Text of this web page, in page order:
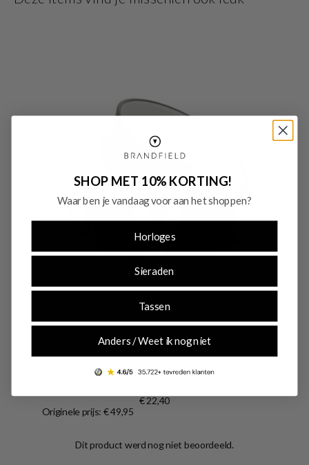
andere items voor een stijlvolle en evenwichtige uitstraling. Ontdek jouw
SALE10
€ 22,40
Originele prijs: € 49,95
SHOP MET 10% KORTING!
Waar ben je vandaag voor aan het shoppen?
Horloges
Sieraden
Tassen
Anders / Weet ik nog niet